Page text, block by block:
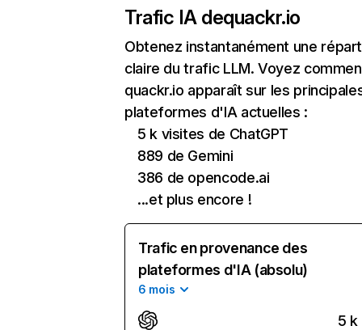
Trafic IA dequackr.io
Obtenez instantanément une
claire du trafic LLM. Voyez
quackr.io apparaît sur les
plateformes d'IA actuelles :
5 k visites de ChatGPT
889 de Gemini
386 de opencode.ai
...et plus encore !
Trafic en provenance des
plateformes d'IA (absolu)
6 mois
5 k